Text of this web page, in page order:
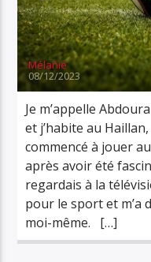
Mélanie
08/12/2023
Je m’appelle
et j’habite au
commencé à jouer
après avoir été
regardais à la
pour le sport et m’a
moi-même. […]